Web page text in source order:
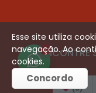
ENCONTRE
Venda (144)
1
(0)
Esse site utiliza
navegação. Ao
cookies.
Concordo